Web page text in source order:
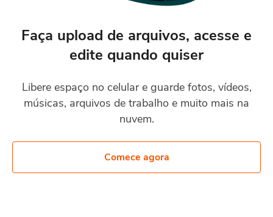
Faça upload de arquivos, acesse e
edite quando quiser
Libere espaço no celular e guarde fotos, vídeos,
músicas, arquivos de trabalho e muito mais na
nuvem.
Comece agora